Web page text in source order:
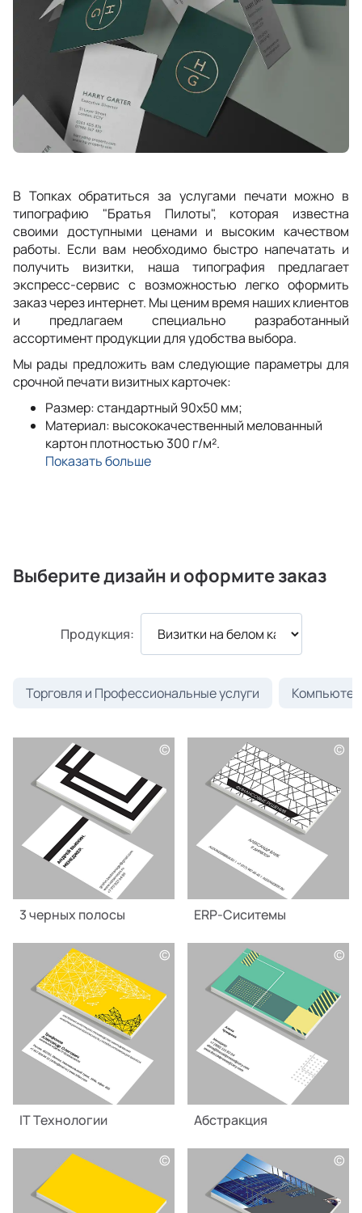
В Топках обратиться за услугами печати можно в
типографию "Братья Пилоты", которая известна
своими доступными ценами и высоким качеством
работы. Если вам необходимо быстро напечатать и
получить визитки, наша типография предлагает
экспресс-сервис с возможностью легко оформить
заказ через интернет. Мы ценим время наших клиентов
и предлагаем специально разработанный
ассортимент продукции для удобства выбора.
Мы рады предложить вам следующие параметры для
срочной печати визитных карточек:
Размер: стандартный 90x50 мм;
Материал: высококачественный мелованный
картон плотностью 300 г/м².
Показать больше
Выберите дизайн и оформите заказ
Продукция:
Торговля и Профессиональные услуги
©
3 черных полосы
©
ERP-Сиситемы
©
IT Технологии
©
Абстракция
© ©